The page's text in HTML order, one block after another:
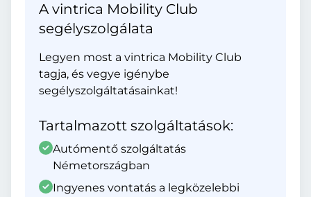
A vintrica Mobility Club
segélyszolgálata
Legyen most a vintrica Mobility Club
tagja, és vegye igénybe
segélyszolgáltatásainkat!
Tartalmazott szolgáltatások:
Autómentő szolgáltatás
Németországban
Ingyenes vontatás a legközelebbi